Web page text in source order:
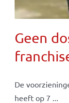
Geen
De
heeft op 7 ...